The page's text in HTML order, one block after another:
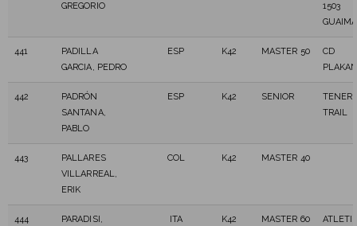
GREGORIO
1503
441
PADILLA
GARCIA, PEDRO
ESP K42 MASTER 50
CD
442
PADRÓN
SANTANA,
PABLO
ESP K42 SENIOR
TRAIL
443
PALLARES
VILLARREAL,
ERIK
COL K42 MASTER 40
444
PARADISI,
ITA K42 MASTER 60